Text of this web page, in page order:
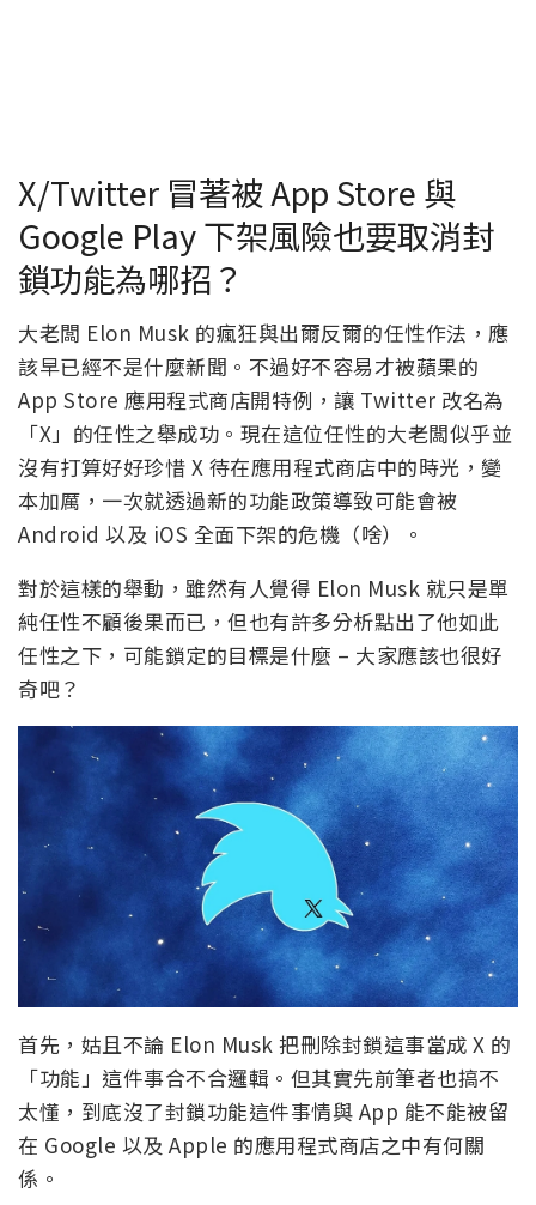
X/Twitter 冒著被 App Store 與
Google Play 下架風險也要取消封
鎖功能為哪招？
大老闆 Elon Musk 的瘋狂與出爾反爾的任性作法，應
該早已經不是什麼新聞。不過好不容易才被蘋果的
App Store 應用程式商店開特例，讓 Twitter 改名為
「X」的任性之舉成功。現在這位任性的大老闆似乎並
沒有打算好好珍惜 X 待在應用程式商店中的時光，變
本加厲，一次就透過新的功能政策導致可能會被
Android 以及 iOS 全面下架的危機（啥）。
對於這樣的舉動，雖然有人覺得 Elon Musk 就只是單
純任性不顧後果而已，但也有許多分析點出了他如此
任性之下，可能鎖定的目標是什麼 – 大家應該也很好
奇吧？
首先，姑且不論 Elon Musk 把刪除封鎖這事當成 X 的
「功能」這件事合不合邏輯。但其實先前筆者也搞不
太懂，到底沒了封鎖功能這件事情與 App 能不能被留
在 Google 以及 Apple 的應用程式商店之中有何關
係。